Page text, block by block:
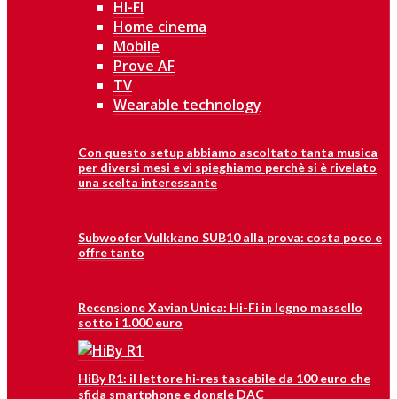
HI-FI
Home cinema
Mobile
Prove AF
TV
Wearable technology
Con questo setup abbiamo ascoltato tanta musica
per diversi mesi e vi spieghiamo perchè si è rivelato
una scelta interessante
Subwoofer Vulkkano SUB10 alla prova: costa poco e
offre tanto
Recensione Xavian Unica: Hi-Fi in legno massello
sotto i 1.000 euro
HiBy R1: il lettore hi‑res tascabile da 100 euro che
sfida smartphone e dongle DAC